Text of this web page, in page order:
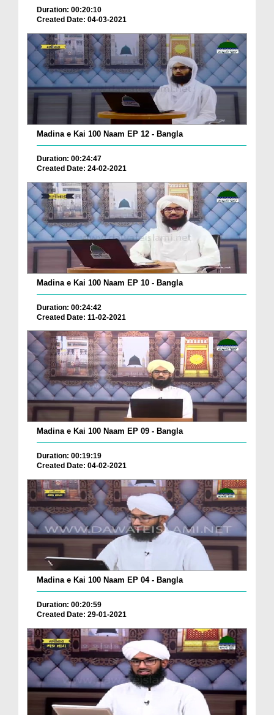
Duration: 00:20:10
Created Date: 04-03-2021
Madina e Kai 100 Naam EP 12 - Bangla
Duration: 00:24:47
Created Date: 24-02-2021
Madina e Kai 100 Naam EP 10 - Bangla
Duration: 00:24:42
Created Date: 11-02-2021
Madina e Kai 100 Naam EP 09 - Bangla
Duration: 00:19:19
Created Date: 04-02-2021
Madina e Kai 100 Naam EP 04 - Bangla
Duration: 00:20:59
Created Date: 29-01-2021